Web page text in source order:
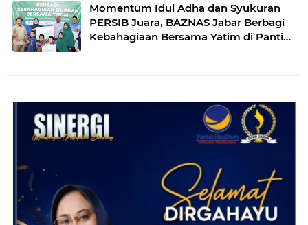
Momentum Idul Adha dan Syukuran
PERSIB Juara, BAZNAS Jabar Berbagi
Kebahagiaan Bersama Yatim di Panti